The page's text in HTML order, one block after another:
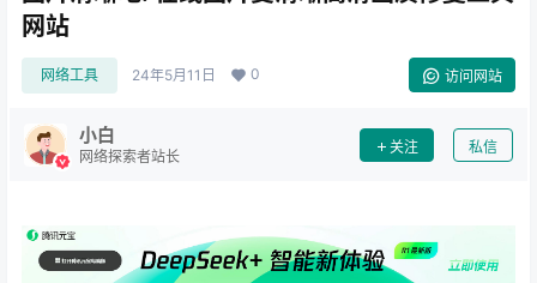
网站
网络工具 24年5月11日 0 访问网站
小白
网络探索者站长
关注 私信